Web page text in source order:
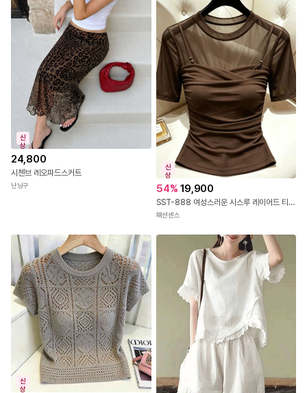
신
상
24,800
시첸브 레오파드스커트
난닝구
신
상
54% 19,900
SST-888 여성스러운 시스루 레이어드 티셔츠
패션센스
신
상